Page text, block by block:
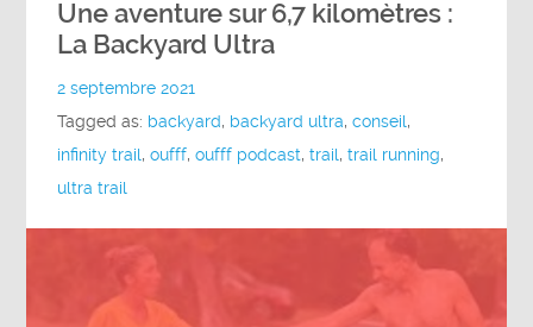
Une aventure sur 6,7 kilomètres :
La Backyard Ultra
2 septembre 2021
Tagged as: backyard, backyard ultra,conseil,
infinity trail,oufff,oufff podcast,trail,trail running,
ultra trail